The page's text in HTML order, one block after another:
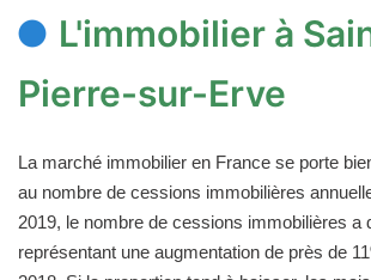
L'immobilier à
Pierre-sur-Erve
La marché immobilier en France se porte
au nombre de cessions immobilières
2019, le nombre de cessions immobilières a
représentant une augmentation de près de